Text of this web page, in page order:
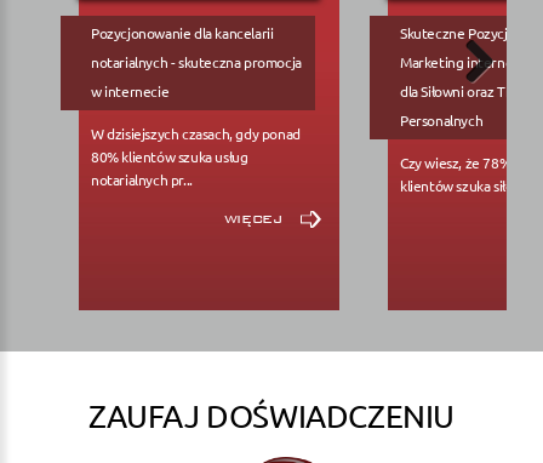
Pozycjonowanie dla kancelarii
notarialnych - skuteczna promocja
w internecie
W dzisiejszych czasach, gdy ponad
80% klientów szuka usług
notarialnych pr...
więcej
Skuteczne
Marketing internetowy
dla Siłowni oraz
Personalnych
Czy wiesz, że 78%
klientów szuka siłowni...
ZAUFAJ DOŚWIADCZENIU